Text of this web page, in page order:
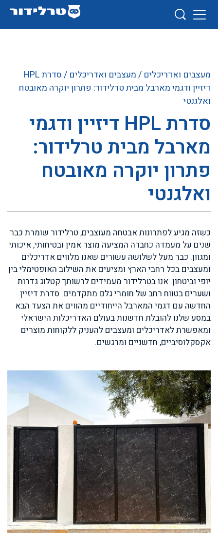
מעצבים ואדריכלים /מעצבים ואדריכלים
/ סדרת HPL
דיזיין ודגמי מארבל מבית טרלידור: פתרון יוקרה מאובטח
ואלגנטי
סדרת HPL דיזיין ודגמי
מארבל מבית טרלידור:
פתרון יוקרה מאובטח
ואלגנטי
כשזה מגיע לפתרונות אבטחה מעוצבים, טרלידור שומרת כבר
שנים על מעמדה כחברה המציעה מוצר אמין ובטיחותי, איכותי
ומגוון. כבר מעל לשלושה עשורים שאנו מלווים אדריכלים
ומעצבים בכל רחבי הארץ ומציעים את השילוב האופטימלי בין
יופי וביטחון. אנו בטרלידור מעמידים לרשותך קטלוג גדרות
ושערים בטווח רחב של חומרי גלם מתקדמים. סדרת דיזיין
החדשה עם דגמי המארבל הייחודיים מהווים את הצעד הבא
במסע שלנו להובלת חדשנות בעולם האדריכלות הישראלי
ומאפשרת לאדריכלים ומעצבים להעניק ללקוחות מוצרים
אקסקלוסיביים, חדשניים ומרגשים.